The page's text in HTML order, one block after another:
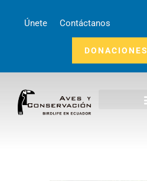
Únete Contáctanos
DONACIONES
Nosotros